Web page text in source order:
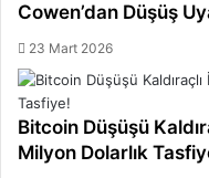
Cowen’dan Düşüş
23 Mart 2026
Bitcoin Düşüşü
Milyon Dolarlık